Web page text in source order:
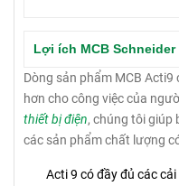
Lợi ích MCB Schneider
Dòng sản phẩm MCB Acti9
hơn cho công việc của
thiết bị điện, chúng tôi giúp
các sản phẩm chất lượng
Acti 9 có đầy đủ các cải